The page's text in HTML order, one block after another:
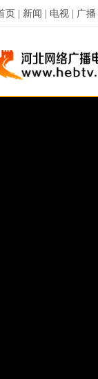
页 | 新闻 | 电视 | 广播